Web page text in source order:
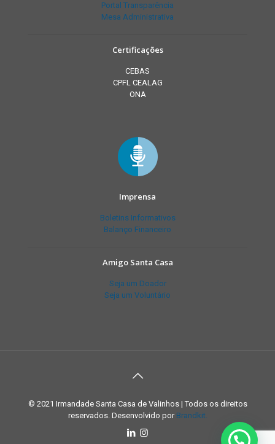
Portal Transparência
Mesa Administrativa
Certificações
CEBAS
CPFL CEALAG
ONA
Imprensa
Boletins Informativos
Balanço Financeiro
Amigo Santa Casa
Seja um Doador
Seja um Voluntário
© 2021 Irmandade Santa Casa de Valinhos | Todos os direitos
reservados. Desenvolvido por Brandkit.